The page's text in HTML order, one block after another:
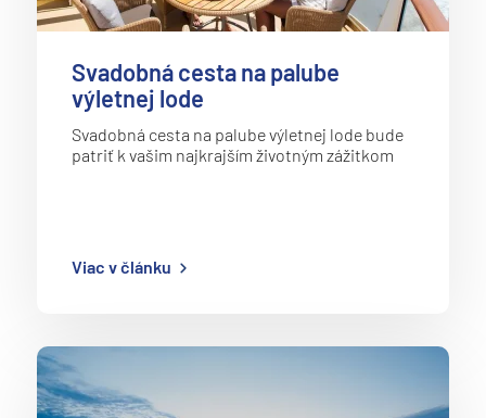
Svadobná cesta na palube
výletnej lode
Svadobná cesta na palube výletnej lode bude
patriť k vašim najkrajším životným zážitkom
Viac v článku